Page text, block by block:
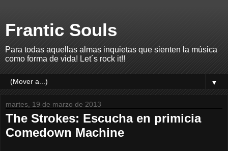
Frantic Souls
Para todas aquellas almas inquietas que sienten la música
como forma de vida! Let´s rock it!!
▼
martes, 19 de marzo de 2013
The Strokes: Escucha en primicia
Comedown Machine